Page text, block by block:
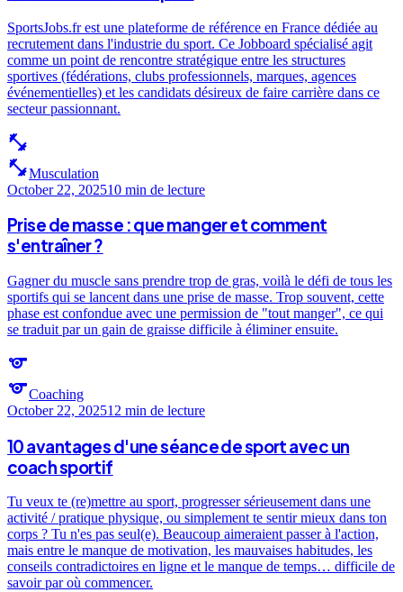
SportsJobs.fr est une plateforme de référence en France dédiée au
recrutement dans l'industrie du sport. Ce Jobboard spécialisé agit
comme un point de rencontre stratégique entre les structures
sportives (fédérations, clubs professionnels, marques, agences
événementielles) et les candidats désireux de faire carrière dans ce
secteur passionnant.
fitness_center
fitness_centerMusculation
October 22, 202510 min de lecture
Prise de masse : que manger et comment
s'entraîner ?
Gagner du muscle sans prendre trop de gras, voilà le défi de tous les
sportifs qui se lancent dans une prise de masse. Trop souvent, cette
phase est confondue avec une permission de "tout manger", ce qui
se traduit par un gain de graisse difficile à éliminer ensuite.
sports
sportsCoaching
October 22, 202512 min de lecture
10 avantages d'une séance de sport avec un
coach sportif
Tu veux te (re)mettre au sport, progresser sérieusement dans une
activité / pratique physique, ou simplement te sentir mieux dans ton
corps ? Tu n'es pas seul(e). Beaucoup aimeraient passer à l'action,
mais entre le manque de motivation, les mauvaises habitudes, les
conseils contradictoires en ligne et le manque de temps… difficile de
savoir par où commencer.